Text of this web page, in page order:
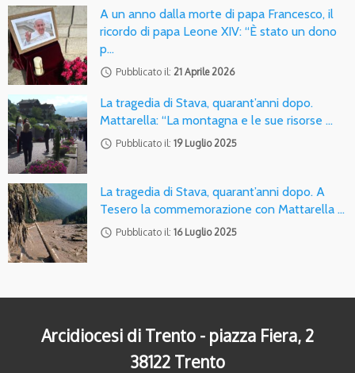
A un anno dalla morte di papa Francesco, il
ricordo di papa Leone XIV: “È stato un dono
p…
access_time Pubblicato il: 21 Aprile 2026
La tragedia di Stava, quarant’anni dopo.
Mattarella: “La montagna e le sue risorse …
access_time Pubblicato il: 19 Luglio 2025
La tragedia di Stava, quarant’anni dopo. A
Tesero la commemorazione con Mattarella …
access_time Pubblicato il: 16 Luglio 2025
Arcidiocesi di Trento - piazza Fiera, 2
38122 Trento